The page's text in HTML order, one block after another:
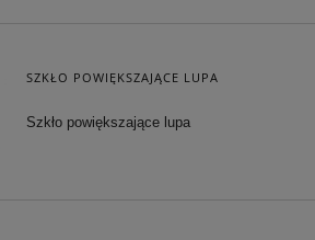
SZKŁO POWIĘKSZAJĄCE LUPA
Szkło powiększające lupa